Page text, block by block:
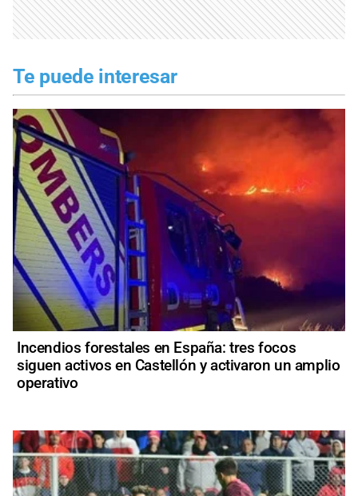
Te puede interesar
Incendios forestales en España: tres focos
siguen activos en Castellón y activaron un amplio
operativo